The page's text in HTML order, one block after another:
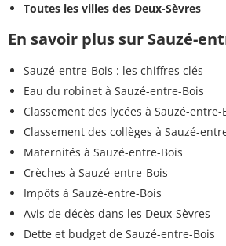
Toutes les villes des Deux-Sèvres
En savoir plus sur Sauzé-
Sauzé-entre-Bois : les chiffres clés
Eau du robinet à Sauzé-entre-Bois
Classement des lycées à Sauzé-entre-
Classement des collèges à Sauzé-
Maternités à Sauzé-entre-Bois
Crèches à Sauzé-entre-Bois
Impôts à Sauzé-entre-Bois
Avis de décès dans les Deux-Sèvres
Dette et budget de Sauzé-entre-Bois